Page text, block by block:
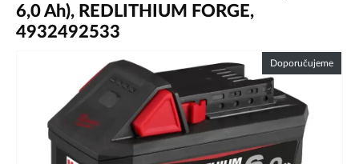
6,0 Ah), REDLITHIUM FORGE,
4932492533
Doporučujeme